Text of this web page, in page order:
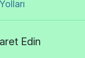
Edin